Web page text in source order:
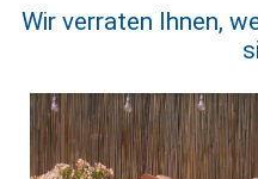
Wir verraten Ihnen,